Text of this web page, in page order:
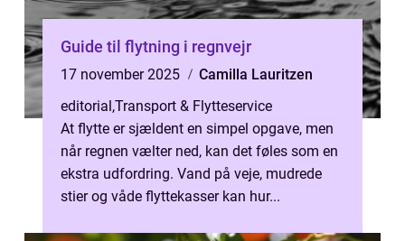
Guide til flytning i regnvejr
17 november 2025
Camilla Lauritzen
editorial,Transport & Flytteservice
At flytte er sjældent en simpel opgave, men
når regnen vælter ned, kan det føles som en
ekstra udfordring. Vand på veje, mudrede
stier og våde flyttekasser kan hur...